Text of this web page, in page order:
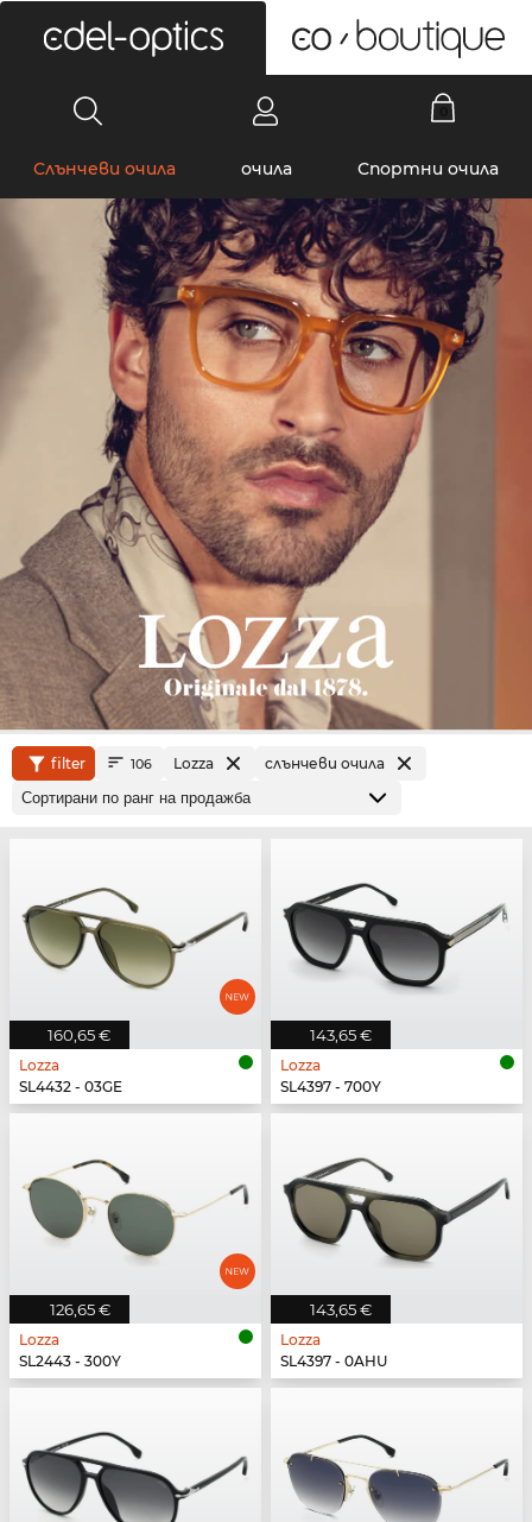
Слънчеви очила очила Спортни очила
filter 106 Lozza слънчеви очила
160,65 €
Lozza
SL4432 - 03GE
143,65 €
Lozza
SL4397 - 700Y
126,65 €
Lozza
SL2443 - 300Y
143,65 €
Lozza
SL4397 - 0AHU